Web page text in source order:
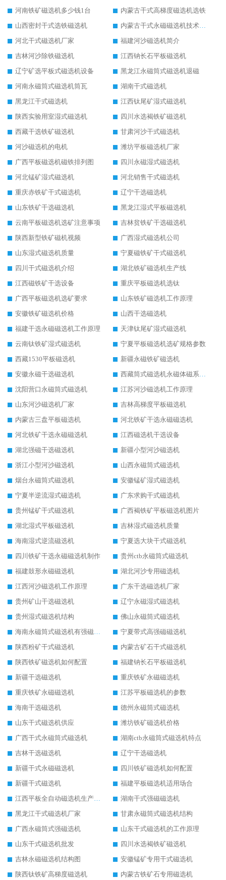
河南铁矿磁选机多少钱1台
内蒙古干式高梯度磁选机选铁
山西密封干式选铁磁选机
内蒙古干式永磁磁选机技术要求
河北干式磁选机厂家
福建河沙磁选机简介
吉林河沙除铁磁选机
江西钠长石平板磁选机
辽宁矿选平板式磁选机设备
黑龙江永磁筒式磁选机退磁
河南永磁筒式磁选机筒瓦
湖南干式磁选机
黑龙江干式磁选机
江西钛尾矿湿式磁选机
陕西实验用室湿式磁选机
四川水选褐铁矿磁选机
西藏干选铁矿磁选机
甘肃河沙干式磁选机
河沙磁选机的电机
潍坊平板磁选机厂家
广西平板磁选机磁铁排列图
四川永磁湿式磁选机
河北锰矿湿式磁选机
河北销售干式磁选机
重庆赤铁矿干式磁选机
辽宁干选磁选机
山东铁矿干选磁选机
黑龙江湿式平板磁选机
云南平板磁选机选矿注意事项
吉林贫铁矿干选磁选机
陕西新型铁矿磁机视频
广西湿式磁选机公司
山东湿式磁选机质量
宁夏磁铁矿干式磁选机
四川干式磁选机介绍
湖北铁矿磁选机生产线
江西磁铁矿干选设备
重庆平板磁选机选钛
广西平板磁选机选矿要求
山东铁矿磁选机工作原理
安徽铁矿磁选机价格
山西干选磁选机
福建干选永磁磁选机工作原理
天津钛尾矿湿式磁选机
云南钛铁矿湿式磁选机
宁夏平板磁选机选矿规格参数
西藏1530平板磁选机
新疆永磁铁矿磁选机
安徽永磁干选磁选机
西藏筒式磁选机永磁体磁系设计
沈阳营口永磁筒式磁选机
江苏河沙磁选机工作原理
山东河沙磁选机厂家
吉林高梯度平板磁选机
内蒙古三盘平板磁选机
河北铁矿干选永磁磁选机
河北铁矿干选永磁磁选机
江西磁选机干选设备
湖北强磁干选磁选机
新疆小型河沙磁选机
浙江小型河沙磁选机
山西永磁筒式磁选机
烟台永磁筒式磁选机
安徽锰矿湿式磁选机
宁夏半逆流湿式磁选机
广东求购干式磁选机
贵州锰矿干式磁选机
广西褐铁矿平板磁选机图片
湖北湿式平板磁选机
吉林湿式磁选机质量
海南湿式逆流磁选机
宁夏选大块干式磁选机
四川铁矿干选永磁磁选机制作
贵州ctb永磁筒式磁选机
福建鼓形永磁磁选机
湖北河沙专用磁选机
江西河沙磁选机工作原理
广东干选磁选机厂家
贵州矿山干选磁选机
辽宁永磁湿式磁选机
贵州湿式磁选机结构
佛山永磁筒式磁选机
海南永磁筒式磁选机有强磁的吗
宁夏带式高强磁磁选机
陕西粉矿干式磁选机
内蒙古矿石干式磁选机
陕西铁矿磁选机如何配置
福建钠长石平板磁选机
新疆干选磁选机
重庆铁矿永磁磁选机
重庆铁矿永磁磁选机
江苏平板磁选机的参数
海南干选磁选机
德州永磁筒式磁选机
山东干式磁选机供应
潍坊铁矿磁选机价格
广西干式永磁筒式磁选机
湖南ctb永磁筒式磁选机特点
吉林干选磁选机
辽宁干选磁选机
新疆干式永磁磁选机
四川铁矿磁选机如何配置
新疆干式磁选机
福建平板磁选机适用场合
江西平板全自动磁选机生产厂家
湖南干式强磁磁选机
黑龙江干式磁选机厂家
甘肃永磁筒式磁选机结构
广西永磁筒式强磁选机
山东干式磁选机的工作原理
山东干式磁选机批发
四川水选褐铁矿磁选机
吉林永磁磁选机结构图
安徽锰矿专用干式磁选机
陕西钛铁矿高梯度磁选机
内蒙古铁矿石专用磁选机